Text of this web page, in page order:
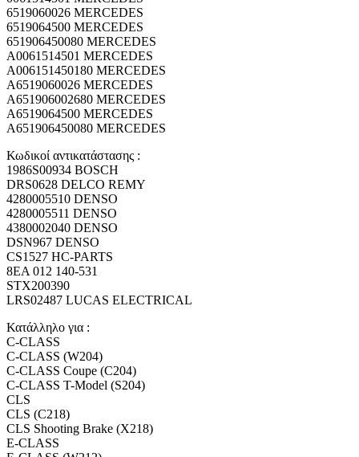
6519060026 MERCEDES
6519064500 MERCEDES
651906450080 MERCEDES
A0061514501 MERCEDES
A006151450180 MERCEDES
A6519060026 MERCEDES
A651906002680 MERCEDES
A6519064500 MERCEDES
A651906450080 MERCEDES
Κωδικοί αντικατάστασης :
1986S00934 BOSCH
DRS0628 DELCO REMY
4280005510 DENSO
4280005511 DENSO
4380002040 DENSO
DSN967 DENSO
CS1527 HC-PARTS
8EA 012 140-531
STX200390
LRS02487 LUCAS ELECTRICAL
Κατάλληλο για :
C-CLASS
C-CLASS (W204)
C-CLASS Coupe (C204)
C-CLASS T-Model (S204)
CLS
CLS (C218)
CLS Shooting Brake (X218)
E-CLASS